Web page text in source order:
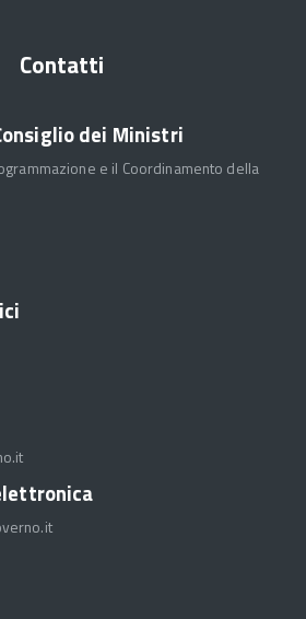
Contatti
dei Ministri
e il Coordinamento della